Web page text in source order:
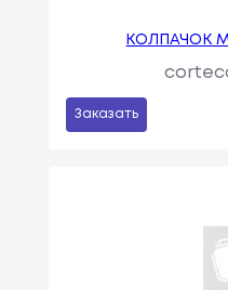
КОЛПАЧОК
Заказать